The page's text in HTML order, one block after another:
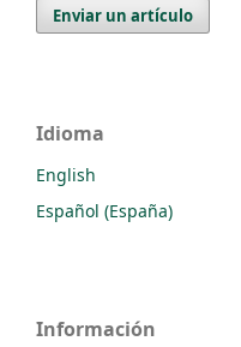
Enviar un artículo
Idioma
English
Español (España)
Información